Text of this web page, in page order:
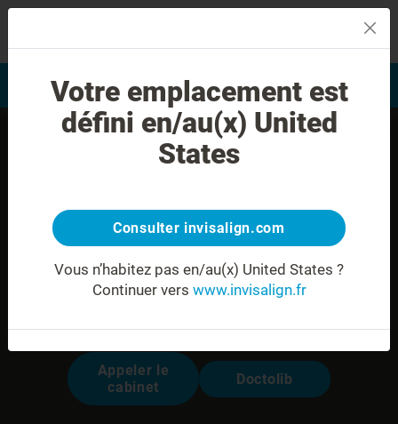
Evaluation du sourire Trouver un praticien
Appeler le
cabinet
Doctolib
Votre emplacement est
défini en/au(x) United
States
Consulter invisalign.com
Vous n’habitez pas en/au(x) United States ?
Continuer vers www.invisalign.fr